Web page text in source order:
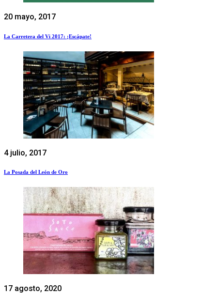
20 mayo, 2017
La Carretera del Vi 2017: ¡Escápate!
4 julio, 2017
La Posada del León de Oro
17 agosto, 2020